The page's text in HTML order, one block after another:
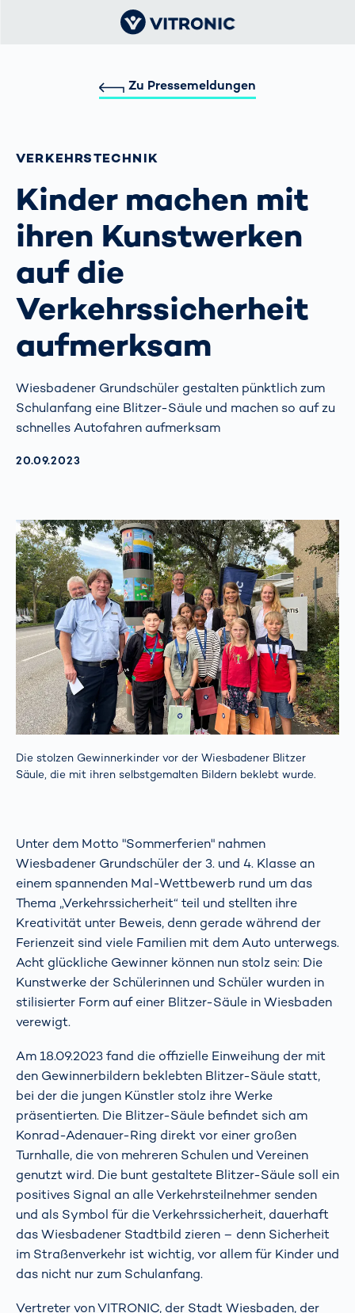
Zu Pressemeldungen
VERKEHRS­TECHNIK
Kinder machen mit
ihren Kunstwerken
auf die
Verkehrssicherheit
aufmerksam
Wiesbadener Grundschüler gestalten pünktlich zum
Schulanfang eine Blitzer-Säule und machen so auf zu
schnelles Autofahren aufmerksam
AKTUALISIERT AM:
20.09.2023
Die stolzen Gewinnerkinder vor der Wiesbadener Blitzer
Säule, die mit ihren selbstgemalten Bildern beklebt wurde.
Unter dem Motto "Sommerferien" nahmen
Wiesbadener Grundschüler der 3. und 4. Klasse an
einem spannenden Mal-Wettbewerb rund um das
Thema „Verkehrssicherheit“ teil und stellten ihre
Kreativität unter Beweis, denn gerade während der
Ferienzeit sind viele Familien mit dem Auto unterwegs.
Acht glückliche Gewinner können nun stolz sein: Die
Kunstwerke der Schülerinnen und Schüler wurden in
stilisierter Form auf einer Blitzer-Säule in Wiesbaden
verewigt.
Am 18.09.2023 fand die offizielle Einweihung der mit
den Gewinnerbildern beklebten Blitzer-Säule statt,
bei der die jungen Künstler stolz ihre Werke
präsentierten. Die Blitzer-Säule befindet sich am
Konrad-Adenauer-Ring direkt vor einer großen
Turnhalle, die von mehreren Schulen und Vereinen
genutzt wird. Die bunt gestaltete Blitzer-Säule soll ein
positives Signal an alle Verkehrsteilnehmer senden
und als Symbol für die Verkehrssicherheit, dauerhaft
das Wiesbadener Stadtbild zieren – denn Sicherheit
im Straßenverkehr ist wichtig, vor allem für Kinder und
das nicht nur zum Schulanfang.
Vertreter von VITRONIC, der Stadt Wiesbaden, der